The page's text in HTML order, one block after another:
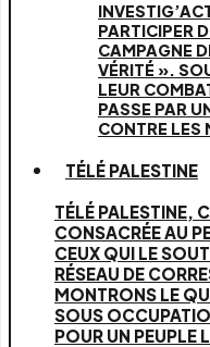
PARTICIPER
CAMPAGNE
VÉRITÉ ».
LEUR
PASSE PAR
CONTRE LES
TÉLÉ PALESTINE
TÉLÉ PALESTINE,
CONSACRÉE AU
CEUX QUI LE
RÉSEAU DE
MONTRONS LE
SOUS
POUR UN PEUPLE